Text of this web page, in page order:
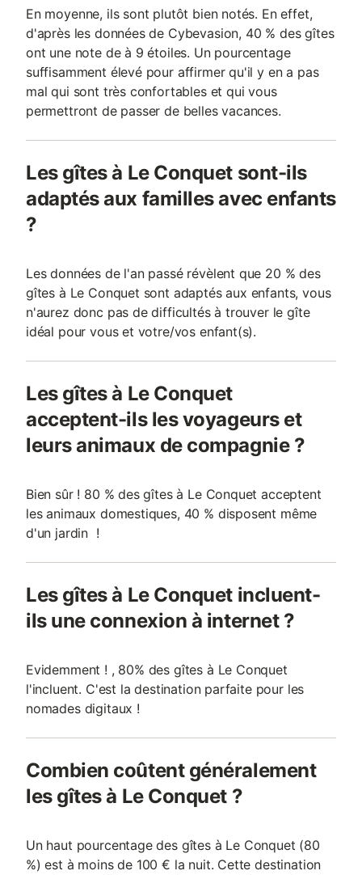
En moyenne, ils sont plutôt bien notés. En effet,
d'après les données de Cybevasion, 40 % des gîtes
ont une note de à 9 étoiles. Un pourcentage
suffisamment élevé pour affirmer qu'il y en a pas
mal qui sont très confortables et qui vous
permettront de passer de belles vacances.
Les gîtes à Le Conquet sont-ils
adaptés aux familles avec enfants
?
Les données de l'an passé révèlent que 20 % des
gîtes à Le Conquet sont adaptés aux enfants, vous
n'aurez donc pas de difficultés à trouver le gîte
idéal pour vous et votre/vos enfant(s).
Les gîtes à Le Conquet
acceptent-ils les voyageurs et
leurs animaux de compagnie ?
Bien sûr ! 80 % des gîtes à Le Conquet acceptent
les animaux domestiques, 40 % disposent même
d'un jardin !
Les gîtes à Le Conquet incluent-
ils une connexion à internet ?
Evidemment ! , 80% des gîtes à Le Conquet
l'incluent. C'est la destination parfaite pour les
nomades digitaux !
Combien coûtent généralement
les gîtes à Le Conquet ?
Un haut pourcentage des gîtes à Le Conquet (80
%) est à moins de 100 € la nuit. Cette destination